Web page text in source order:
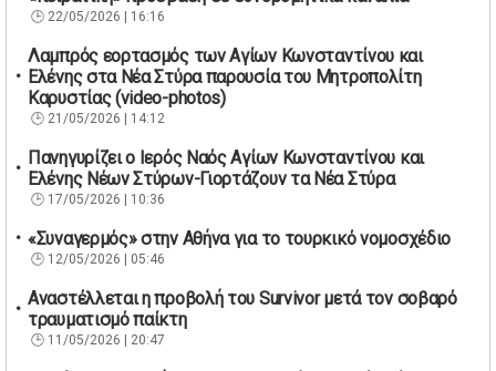
22/05/2026 | 16:16
Λαμπρός εορτασμός των Αγίων Κωνσταντίνου και
Ελένης στα Νέα Στύρα παρουσία του Μητροπολίτη
Καρυστίας (video-photos)
21/05/2026 | 14:12
Πανηγυρίζει ο Ιερός Ναός Αγίων Κωνσταντίνου και
Ελένης Νέων Στύρων-Γιορτάζουν τα Νέα Στύρα
17/05/2026 | 10:36
«Συναγερμός» στην Αθήνα για το τουρκικό νομοσχέδιο
12/05/2026 | 05:46
Αναστέλλεται η προβολή του Survivor μετά τον σοβαρό
τραυματισμό παίκτη
11/05/2026 | 20:47